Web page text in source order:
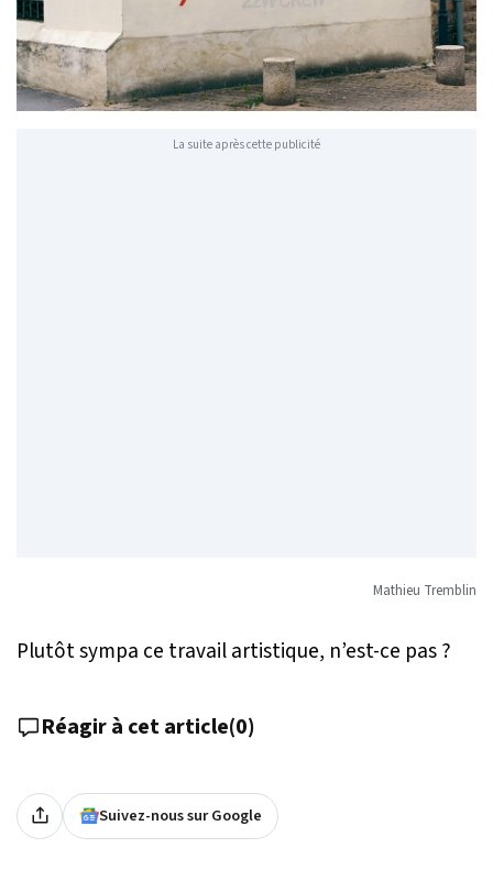
La suite après cette publicité
Mathieu Tremblin
Plutôt sympa ce travail artistique, n’est-ce pas ?
Réagir à cet article(0)
Suivez-nous sur Google